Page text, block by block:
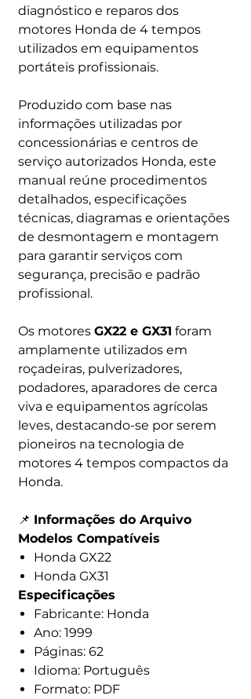
diagnóstico e reparos dos
motores Honda de 4 tempos
utilizados em equipamentos
portáteis profissionais.
Produzido com base nas
informações utilizadas por
concessionárias e centros de
serviço autorizados Honda, este
manual reúne procedimentos
detalhados, especificações
técnicas, diagramas e orientações
de desmontagem e montagem
para garantir serviços com
segurança, precisão e padrão
profissional.
Os motores GX22 e GX31 foram
amplamente utilizados em
roçadeiras, pulverizadores,
podadores, aparadores de cerca
viva e equipamentos agrícolas
leves, destacando-se por serem
pioneiros na tecnologia de
motores 4 tempos compactos da
Honda.
📌 Informações do Arquivo
Modelos Compatíveis
Honda GX22
Honda GX31
Especificações
Fabricante: Honda
Ano: 1999
Páginas: 62
Idioma: Português
Formato: PDF